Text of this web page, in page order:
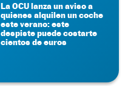
La OCU lanza un aviso a
quienes alquilen un coche
este verano: este
despiste puede costarte
cientos de euros